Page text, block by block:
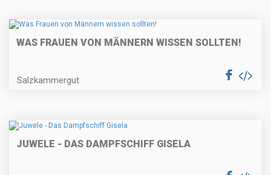
WAS FRAUEN VON MÄNNERN WISSEN SOLLTEN!
Salzkammergut
JUWELE - DAS DAMPFSCHIFF GISELA